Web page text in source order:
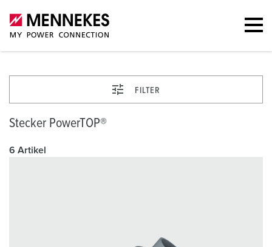
FILTER
Stecker PowerTOP®
6 Artikel